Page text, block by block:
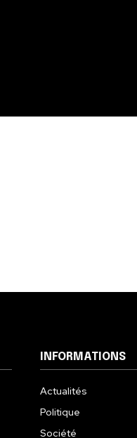
INFORMATIONS
Actualités
Politique
Société